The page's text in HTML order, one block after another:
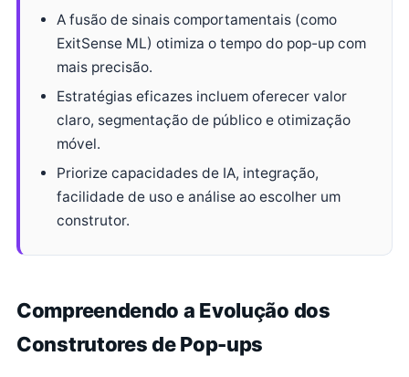
A fusão de sinais comportamentais (como
ExitSense ML) otimiza o tempo do pop-up com
mais precisão.
Estratégias eficazes incluem oferecer valor
claro, segmentação de público e otimização
móvel.
Priorize capacidades de IA, integração,
facilidade de uso e análise ao escolher um
construtor.
Compreendendo a Evolução dos
Construtores de Pop-ups